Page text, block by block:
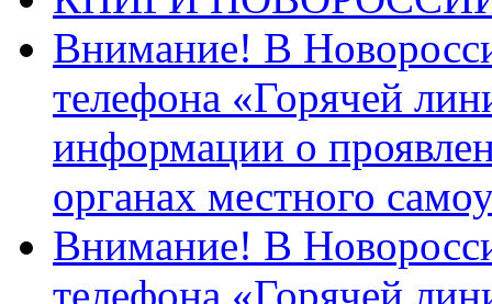
Внимание! В
телефона «Горячей
информации о
органах местного
Внимание! В